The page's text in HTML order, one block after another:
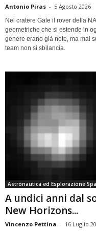
Antonio Piras - 5 Agosto 2026
Nel cratere Gale il rover della
geometriche che si estende in
genere erano già note, ma mai
team non si sbilancia.
Astronautica ed Esplorazione
A undici anni dal
New Horizons...
Vincenzo Pettina - 16 Luglio